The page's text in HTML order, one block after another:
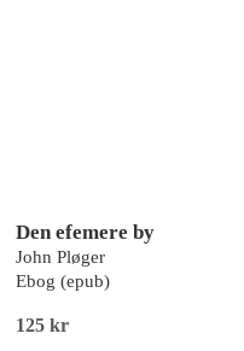
Den efemere by
John Pløger
Ebog (epub)
125 kr